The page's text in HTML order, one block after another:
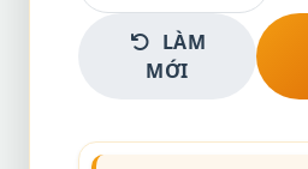
LÀM
MỚI